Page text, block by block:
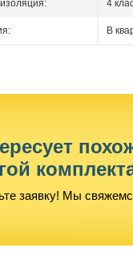
4
В
заявку! Мы